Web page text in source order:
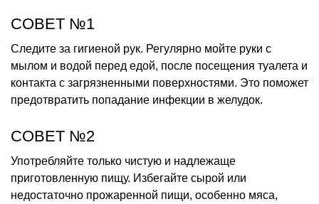
СОВЕТ №1
Следите за гигиеной рук. Регулярно мойте руки с
мылом и водой перед едой, после посещения туалета и
контакта с загрязненными поверхностями. Это поможет
предотвратить попадание инфекции в желудок.
СОВЕТ №2
Употребляйте только чистую и надлежаще
приготовленную пищу. Избегайте сырой или
недостаточно прожаренной пищи, особенно мяса,